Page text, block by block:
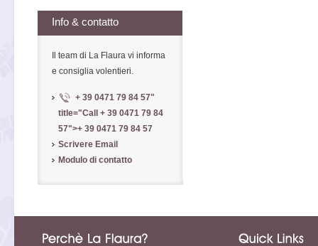
Info & contatto
Il team di La Flaura vi informa
e consiglia volentieri.
+ 39 0471 79 84 57"
title="Call + 39 0471 79 84
57">+ 39 0471 79 84 57
Scrivere Email
Modulo di contatto